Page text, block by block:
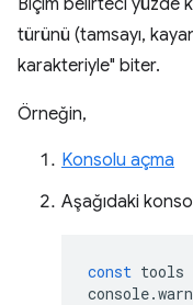
Biçim belirteci yüzde
türünü (tamsayı,
karakteriyle" biter.
Örneğin,
Konsolu açma
Aşağıdaki
const tools
console.warn